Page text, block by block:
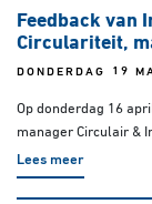
Feedback van
Circulariteit,
DONDERDAG 19
Op donderdag 16
manager Circulair &
Lees meer